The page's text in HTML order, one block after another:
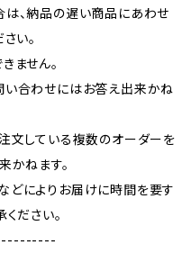
、納品の遅い商品にあわせ
い。
ません。
合わせにはお答え出来かね
文している複数のオーダーを
かねます。
によりお届けに時間を要す
ださい。